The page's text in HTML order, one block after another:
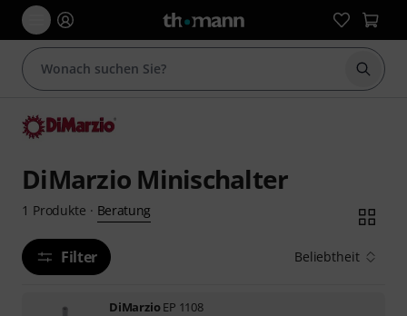
Suche
DiMarzio Minischalter
1 Produkte · Beratung
Filter Beliebtheit
DiMarzioEP 1108